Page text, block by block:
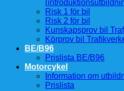
Risk 1 för bil
Risk 2 för bil
Kunskapsprov bil
Körprov bil
BE/B96
Prislista BE/B96
Motorcykel
Information om
Prislista